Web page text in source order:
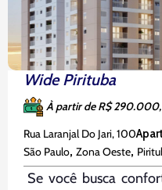
Wide Pirituba
À partir de R$
Rua Laranjal Do Jari, 100
São Paulo, Zona Oeste,
Se você busca